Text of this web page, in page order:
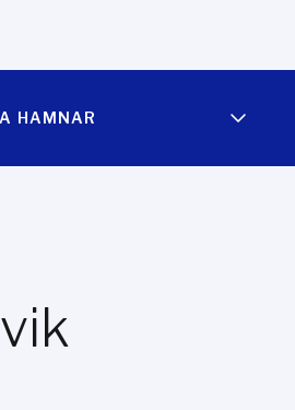
HAMNAR